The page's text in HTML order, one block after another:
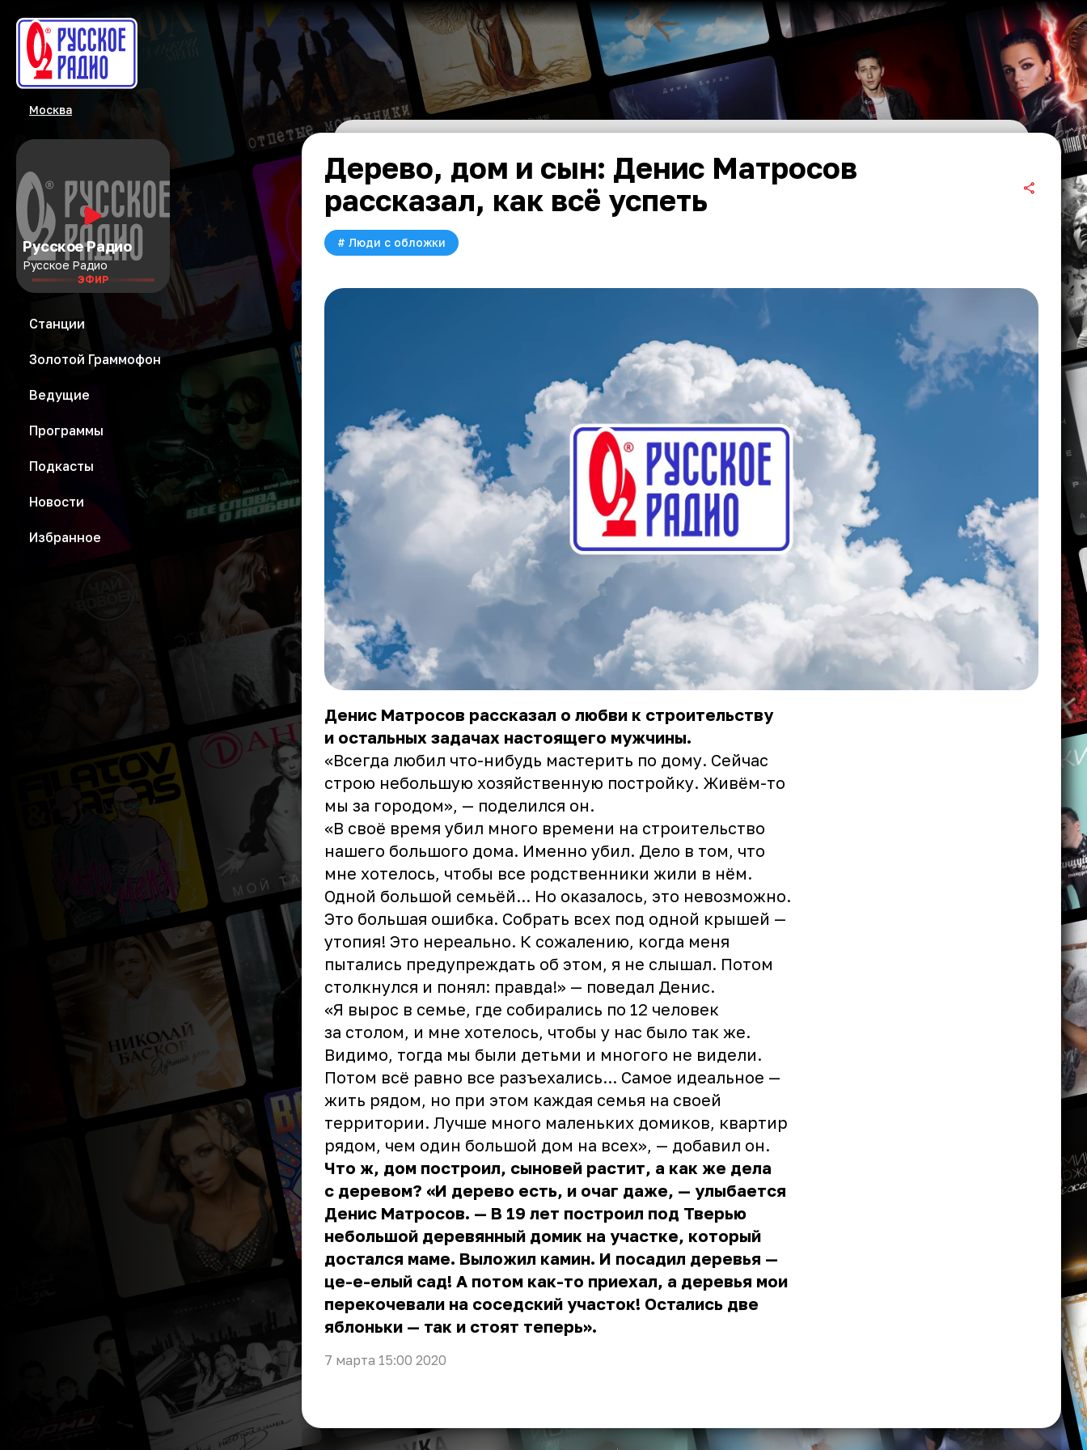
Москва
Русское Радио
Русское Радио
ЭФИР
Станции
Золотой Граммофон
Ведущие
Программы
Подкасты
Новости
Избранное
Дерево, дом и сын: Денис Матросов
рассказал, как всё успеть
# Люди с обложки
Денис Матросов рассказал о любви к строительству
и остальных задачах настоящего мужчины.
«Всегда любил что-нибудь мастерить по дому. Сейчас
строю небольшую хозяйственную постройку. Живём-то
мы за городом», — поделился он.
«В своё время убил много времени на строительство
нашего большого дома. Именно убил. Дело в том, что
мне хотелось, чтобы все родственники жили в нём.
Одной большой семьёй... Но оказалось, это невозможно.
Это большая ошибка. Собрать всех под одной крышей —
утопия! Это нереально. К сожалению, когда меня
пытались предупреждать об этом, я не слышал. Потом
столкнулся и понял: правда!» — поведал Денис.
«Я вырос в семье, где собирались по 12 человек
за столом, и мне хотелось, чтобы у нас было так же.
Видимо, тогда мы были детьми и многого не видели.
Потом всё равно все разъехались... Самое идеальное —
жить рядом, но при этом каждая семья на своей
территории. Лучше много маленьких домиков, квартир
рядом, чем один большой дом на всех», — добавил он.
Что ж, дом построил, сыновей растит, а как же дела
с деревом? «И дерево есть, и очаг даже, — улыбается
Денис Матросов. — В 19 лет построил под Тверью
небольшой деревянный домик на участке, который
достался маме. Выложил камин. И посадил деревья —
це-е-елый сад! А потом как-то приехал, а деревья мои
перекочевали на соседский участок! Остались две
яблоньки — так и стоят теперь».
7 марта 15:00 2020